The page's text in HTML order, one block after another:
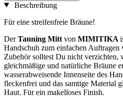
Beschreibung
Für eine streifenfreie Bräune!
DerTanning Mitt von MIMITIKA
Handschuh zum einfachen Auftragen
Zubehör solltest Du nicht verzichten,
gleichmäßige und natürliche Bräune
wasserabweisende Innenseite des
fleckenfrei und das samtige Material
Haut. Für ein makelloses Finish.